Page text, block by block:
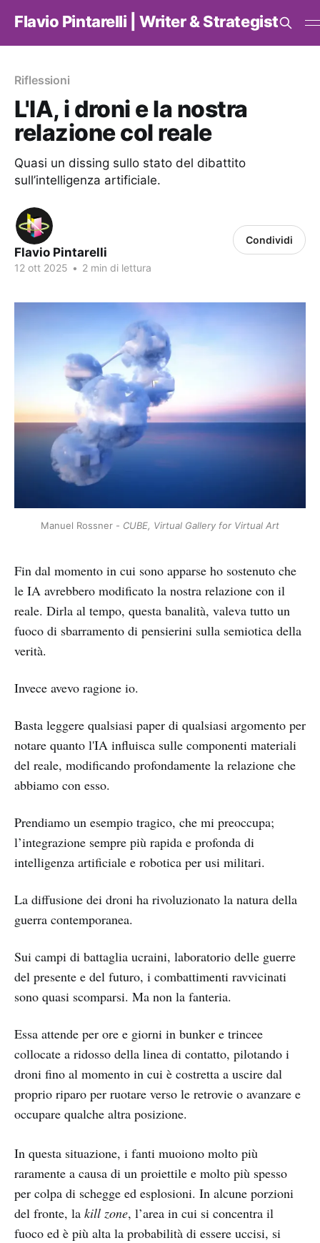
Flavio Pintarelli | Writer & Strategist
Riflessioni
L'IA, i droni e la nostra
relazione col reale
Quasi un dissing sullo stato del dibattito
sull’intelligenza artificiale.
Flavio Pintarelli
12 ott 2025 • 2 min di lettura
Condividi
Manuel Rossner - CUBE, Virtual Gallery for Virtual Art
Fin dal momento in cui sono apparse ho sostenuto che
le IA avrebbero modificato la nostra relazione con il
reale. Dirla al tempo, questa banalità, valeva tutto un
fuoco di sbarramento di pensierini sulla semiotica della
verità.
Invece avevo ragione io.
Basta leggere qualsiasi paper di qualsiasi argomento per
notare quanto l'IA influisca sulle componenti materiali
del reale, modificando profondamente la relazione che
abbiamo con esso.
Prendiamo un esempio tragico, che mi preoccupa;
l’integrazione sempre più rapida e profonda di
intelligenza artificiale e robotica per usi militari.
La diffusione dei droni ha rivoluzionato la natura della
guerra contemporanea.
Sui campi di battaglia ucraini, laboratorio delle guerre
del presente e del futuro, i combattimenti ravvicinati
sono quasi scomparsi. Ma non la fanteria.
Essa attende per ore e giorni in bunker e trincee
collocate a ridosso della linea di contatto, pilotando i
droni fino al momento in cui è costretta a uscire dal
proprio riparo per ruotare verso le retrovie o avanzare e
occupare qualche altra posizione.
In questa situazione, i fanti muoiono molto più
raramente a causa di un proiettile e molto più spesso
per colpa di schegge ed esplosioni. In alcune porzioni
del fronte, la kill zone, l’area in cui si concentra il
fuoco ed è più alta la probabilità di essere uccisi, si